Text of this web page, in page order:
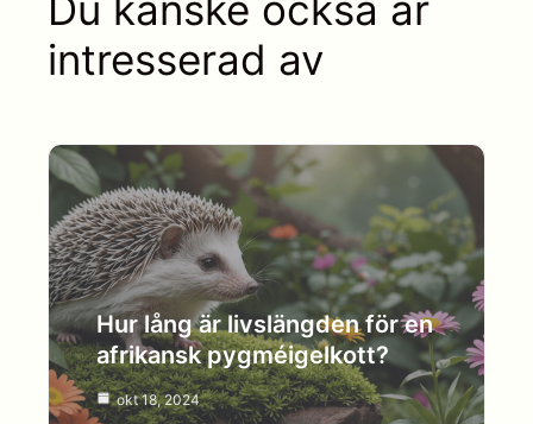
Du kanske också är
intresserad av
Hur lång är livslängden för en
afrikansk pygméigelkott?
okt 18, 2024